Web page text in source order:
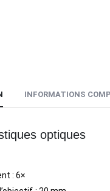
INFORMATIONS
optiques
: 6×